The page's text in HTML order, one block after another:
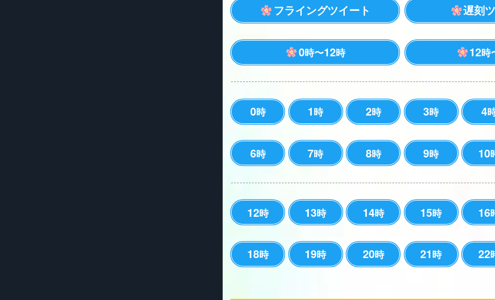
フライングツイート 遅刻
0時〜12時 12時
0時 1時 2時 3時 4
6時 7時 8時 9時 10
12時 13時 14時 15時 16
18時 19時 20時 21時 22